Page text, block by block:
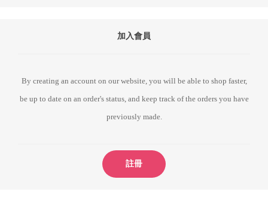
加入會員
By creating an account on our website, you will be able to shop faster,
be up to date on an order's status, and keep track of the orders you have
previously made.
註冊